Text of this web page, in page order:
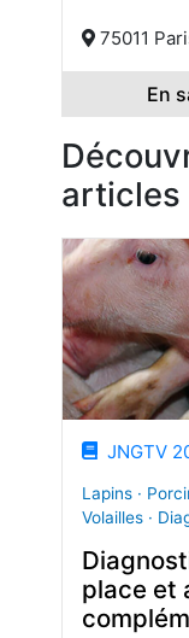
75011
En
articles
JNGTV
Lapins ·
Volailles ·
place et